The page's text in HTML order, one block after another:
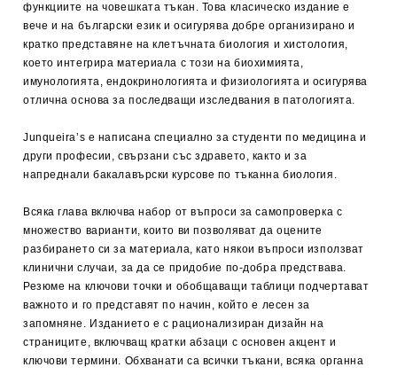
функциите на човешката тъкан. Това класическо издание е
вече и на български език и осигурява добре организирано и
кратко представяне на клетъчната биология и хистология,
което интегрира материала с този на биохимията,
имунологията, ендокринологията и физиологията и осигурява
отлична основа за последващи изследвания в патологията.
Junqueira’s е написана специално за студенти по медицина и
други професии, свързани със здравето, както и за
напреднали бакалавърски курсове по тъканна биология.
Всяка глава включва набор от въпроси за самопроверка с
множество варианти, които ви позволяват да оцените
разбирането си за материала, като някои въпроси използват
клинични случаи, за да се придобие по-добра предствава.
Резюме на ключови точки и обобщаващи таблици подчертават
важното и го представят по начин, който е лесен за
запомняне. Изданието е с рационализиран дизайн на
страниците, включващ кратки абзаци с основен акцент и
ключови термини. Обхванати са всички тъкани, всяка органна